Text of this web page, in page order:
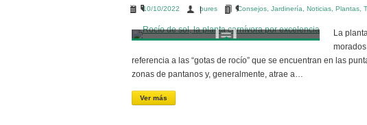
10/10/2022 bures Consejos Jardinería Noticias Plantas
La
referencia a las “gotas de rocío” que se encuentran en las
zonas de pantanos y, generalmente, atrae a…
Ver más